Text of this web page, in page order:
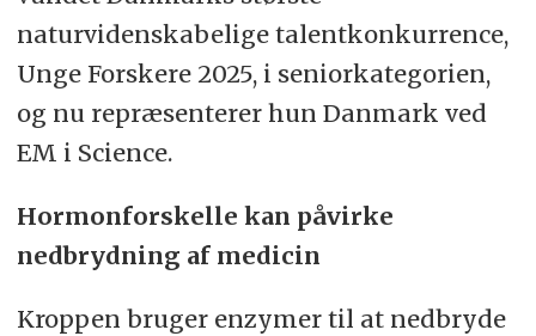
naturvidenskabelige talentkonkurrence,
Unge Forskere 2025, i seniorkategorien,
og nu repræsenterer hun Danmark ved
EM i Science.
Hormonforskelle kan påvirke
nedbrydning af medicin
Kroppen bruger enzymer til at nedbryde